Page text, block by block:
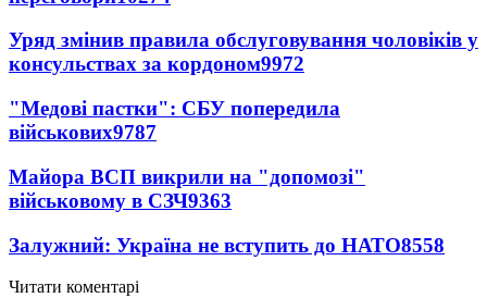
Уряд змінив правила обслуговування чоловіків у
консульствах за кордоном9972
"Медові пастки": СБУ попередила
військових9787
Майора ВСП викрили на "допомозі"
військовому в СЗЧ9363
Залужний: Україна не вступить до НАТО8558
Читати коментарі